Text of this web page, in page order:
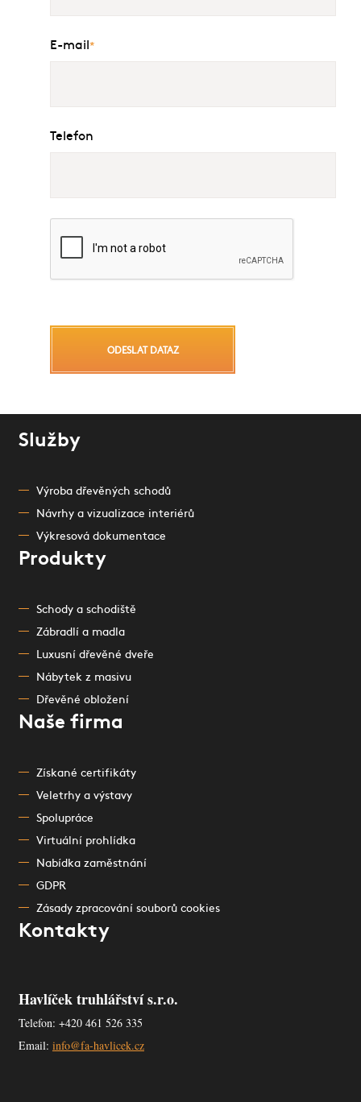
E-mail*
Telefon
ODESLAT DATAZ
Služby
Výroba dřevěných schodů
Návrhy a vizualizace interiérů
Výkresová dokumentace
Produkty
Schody a schodiště
Zábradlí a madla
Luxusní dřevěné dveře
Nábytek z masivu
Dřevěné obložení
Naše firma
Získané certifikáty
Veletrhy a výstavy
Spolupráce
Virtuální prohlídka
Nabídka zaměstnání
GDPR
Zásady zpracování souborů cookies
Kontakty
Havlíček truhlářství s.r.o.
Telefon: +420 461 526 335
Email: info@fa-havlicek.cz